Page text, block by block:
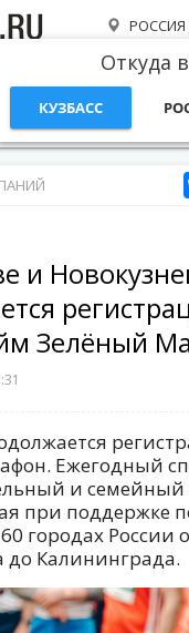
Откуда
КУЗБАСС
СТАТЬИ ТЕМЫ
и
Зелёный
Ежегодный
и
при поддержке
городах России
до Калининграда.